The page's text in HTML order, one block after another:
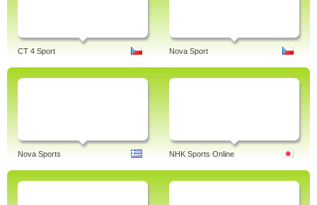
CT 4 Sport Nova Sport
Nova Sports NHK Sports Online